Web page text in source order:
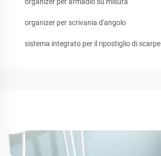
organizer per scrivania d'angolo
sistema integrato per il ripostiglio di scarpe